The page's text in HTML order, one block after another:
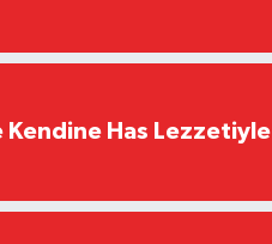
Kendine Has Lezzetiyle